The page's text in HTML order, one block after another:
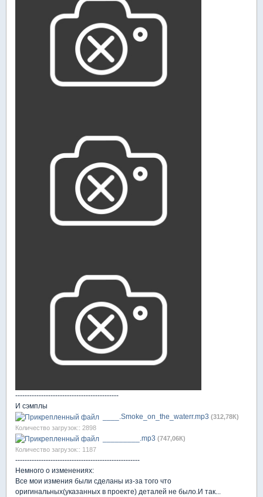
--------------------------------------------
И сэмплы
____.Smoke_on_the_waterr.mp3 (312,78К)
Количество загрузок:: 2898
_________.mp3 (747,06К)
Количество загрузок:: 1187
-----------------------------------------------------
Немного о изменениях:
Все мои измения были сделаны из-за того что
оригинальных(указанных в проекте) деталей не было.И так...